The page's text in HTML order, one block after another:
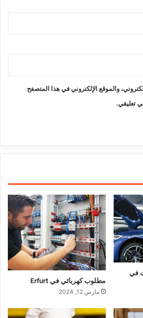
والموقع الإلكتروني في هذا المتصفح
تعليقي.
في
مطلوب كهربائي في Erfurt
مارس 12, 2024